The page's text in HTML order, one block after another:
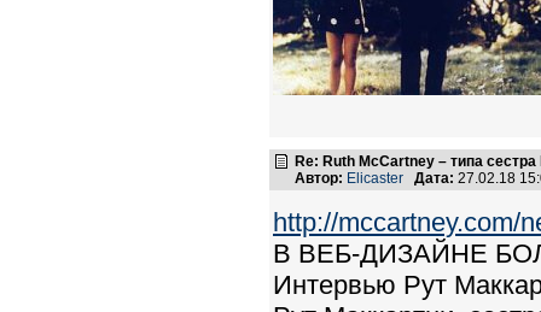
Re: Ruth McCartney – типа сестра
Автор: Elicaster Дата: 27.02.18
http://mccartney.com/
В ВЕБ-ДИЗАЙНЕ
Интервью Рут